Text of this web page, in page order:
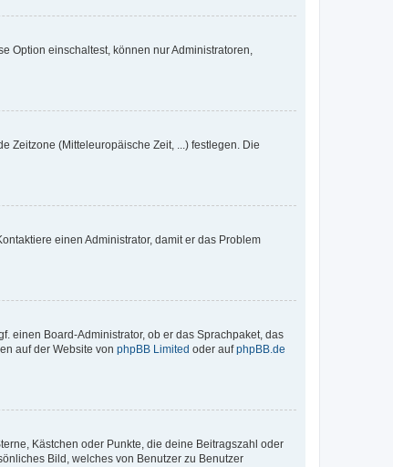
Option einschaltest, können nur Administratoren,
Zeitzone (Mitteleuropäische Zeit, ...) festlegen. Die
einen Administrator, damit er das Problem
einen Board-Administrator, ob er das Sprachpaket, das
auf der Website von phpBB Limited oder aufphpBB.de
Kästchen oder Punkte, die deine Beitragszahl oder
Bild, welches von Benutzer zu Benutzer